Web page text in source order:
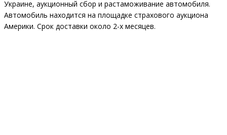
Украине, аукционный сбор и растаможивание автомобиля.
Автомобиль находится на площадке страхового аукциона
Америки. Срок доставки около 2-x месяцев.